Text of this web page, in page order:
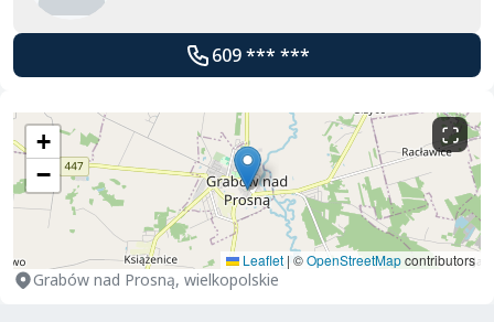
609 *** ***
+
−
Leaflet | ©OpenStreetMapcontributors
Grabów nad Prosną, wielkopolskie